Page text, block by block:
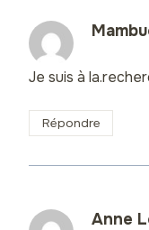
Je suis à
Répondre
Anne